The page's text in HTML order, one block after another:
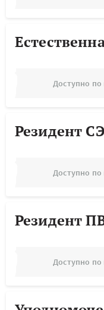
Доступно по
Резидент
Доступно по
Резидент
Доступно по